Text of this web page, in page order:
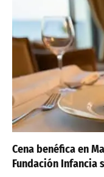
Cena benéfica en
Fundación Infancia